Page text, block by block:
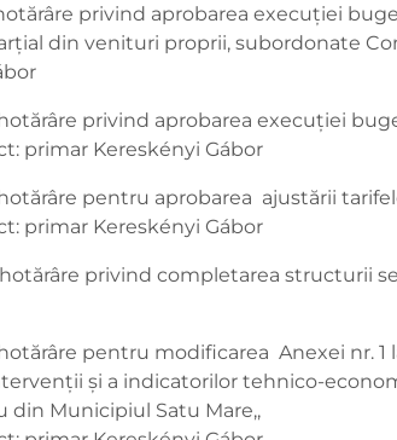
hotărâre privind aprobarea execuţiei
din venituri proprii, subordonate
privind aprobarea execuţiei
primar Kereskényi Gábor
pentru aprobarea ajustării
primar Kereskényi Gábor
privind completarea structurii
pentru modificarea Anexei nr. 1
și a indicatorilor tehnico-
din Municipiul Satu Mare,,